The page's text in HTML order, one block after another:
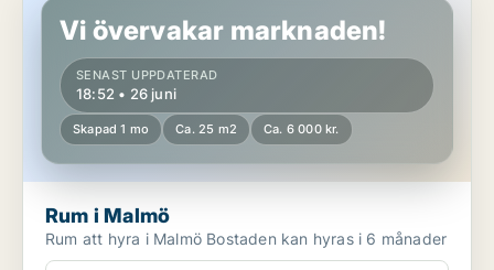
Vi övervakar marknaden!
SENAST UPPDATERAD
18:52 • 26 juni
Skapad 1 mo Ca. 25 m2 Ca. 6 000 kr.
Rum i Malmö
Rum att hyra i Malmö Bostaden kan hyras i 6 månader